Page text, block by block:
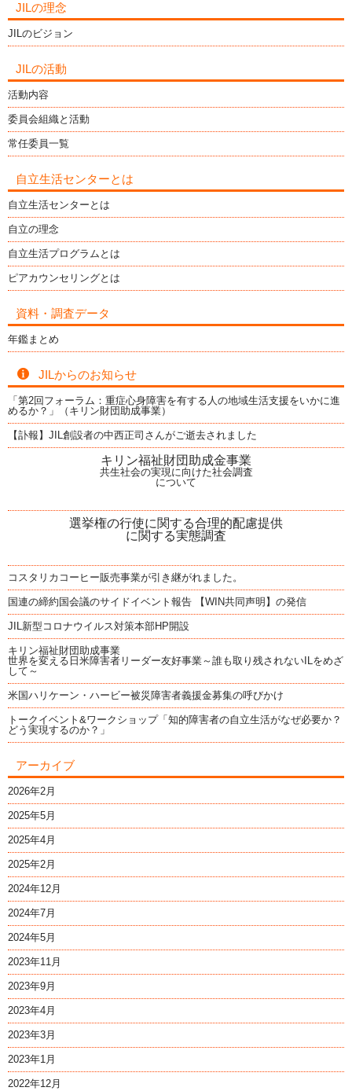
JILの理念
JILのビジョン
JILの活動
活動内容
委員会組織と活動
常任委員一覧
自立生活センターとは
自立生活センターとは
自立の理念
自立生活プログラムとは
ピアカウンセリングとは
資料・調査データ
年鑑まとめ
JILからのお知らせ
「第2回フォーラム：重症心身障害を有する人の地域生活支援をいかに進
めるか？」（キリン財団助成事業）
【訃報】JIL創設者の中西正司さんがご逝去されました
キリン福祉財団助成金事業
共生社会の実現に向けた社会調査
について
選挙権の行使に関する合理的配慮提供
に関する実態調査
コスタリカコーヒー販売事業が引き継がれました。
国連の締約国会議のサイドイベント報告 【WIN共同声明】の発信
JIL新型コロナウイルス対策本部HP開設
キリン福祉財団助成事業
世界を変える日米障害者リーダー友好事業～誰も取り残されないILをめざ
して～
米国ハリケーン・ハービー被災障害者義援金募集の呼びかけ
トークイベント&ワークショップ「知的障害者の自立生活がなぜ必要か？
どう実現するのか？」
アーカイブ
2026年2月
2025年5月
2025年4月
2025年2月
2024年12月
2024年7月
2024年5月
2023年11月
2023年9月
2023年4月
2023年3月
2023年1月
2022年12月